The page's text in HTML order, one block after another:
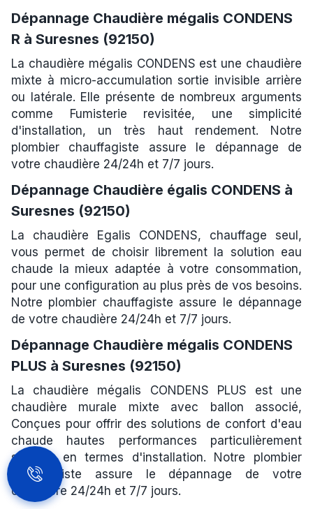
Dépannage Chaudière mégalis CONDENS
R à Suresnes (92150)
La chaudière mégalis CONDENS est une chaudière
mixte à micro-accumulation sortie invisible arrière
ou latérale. Elle présente de nombreux arguments
comme Fumisterie revisitée, une simplicité
d'installation, un très haut rendement. Notre
plombier chauffagiste assure le dépannage de
votre chaudière 24/24h et 7/7 jours.
Dépannage Chaudière égalis CONDENS à
Suresnes (92150)
La chaudière Egalis CONDENS, chauffage seul,
vous permet de choisir librement la solution eau
chaude la mieux adaptée à votre consommation,
pour une configuration au plus près de vos besoins.
Notre plombier chauffagiste assure le dépannage
de votre chaudière 24/24h et 7/7 jours.
Dépannage Chaudière mégalis CONDENS
PLUS à Suresnes (92150)
La chaudière mégalis CONDENS PLUS est une
chaudière murale mixte avec ballon associé,
Conçues pour offrir des solutions de confort d'eau
chaude hautes performances particulièrement
souples en termes d'installation. Notre plombier
chauffagiste assure le dépannage de votre
chaudière 24/24h et 7/7 jours.